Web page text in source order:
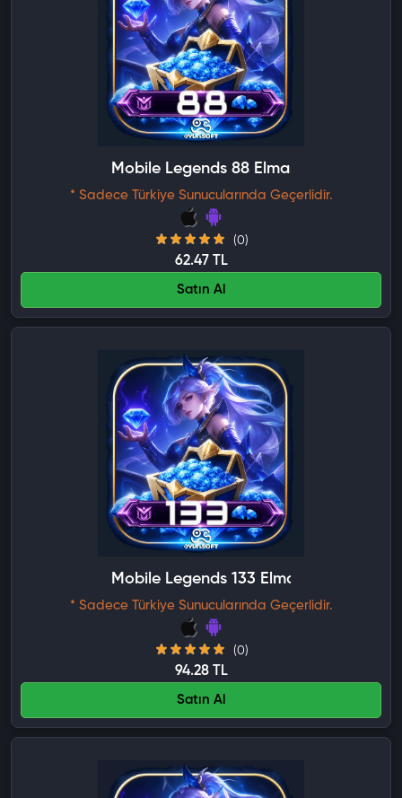
Mobile Legends 88 Elmas
* Sadece Türkiye Sunucularında Geçerlidir.
(0)
62.47 TL
Satın Al
Mobile Legends 133 Elmas
* Sadece Türkiye Sunucularında Geçerlidir.
(0)
94.28 TL
Satın Al